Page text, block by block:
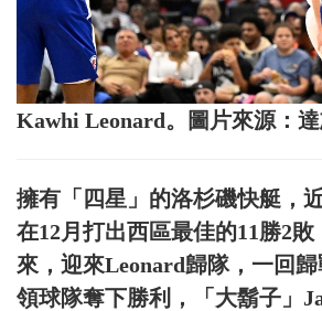
Kawhi Leonard。圖片來源：
擁有「四星」的洛杉磯快艇，
在12月打出西區最佳的11勝2敗
來，迎來Leonard歸隊，一回
領球隊奪下勝利，「大鬍子」